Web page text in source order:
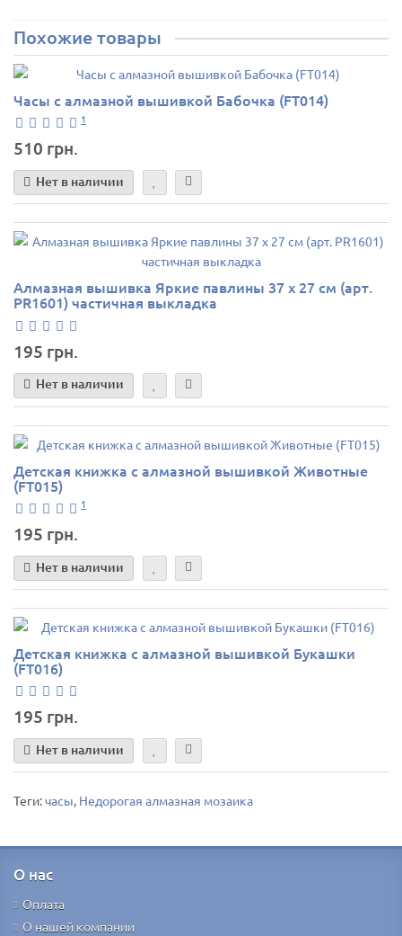
Похожие товары
Часы с алмазной вышивкой Бабочка (FT014)
1
510 грн.
Нет в наличии
Алмазная вышивка Яркие павлины 37 х 27 см (арт.
PR1601) частичная выкладка
195 грн.
Нет в наличии
Детская книжка с алмазной вышивкой Животные
(FT015)
1
195 грн.
Нет в наличии
Детская книжка с алмазной вышивкой Букашки
(FT016)
195 грн.
Нет в наличии
Теги:часы, Недорогая алмазная мозаика
О нас
Оплата
О нашей компании